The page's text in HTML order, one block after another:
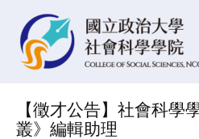
【徵才公告】社會科學
叢》編輯助理
navigation
佈
日